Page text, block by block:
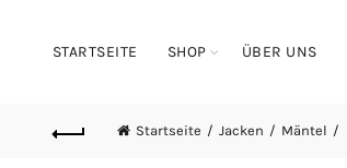
STARTSEITE SHOP ÜBER UNS
Startseite Jacken Mäntel